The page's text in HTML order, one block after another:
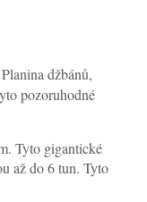
džbánů,
pozoruhodné
Tyto gigantické
až do 6 tun. Tyto